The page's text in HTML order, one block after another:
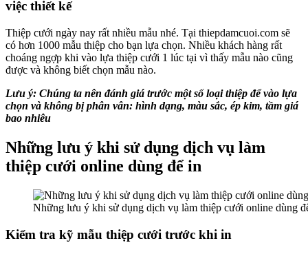
việc thiết kế
Thiệp cưới ngày nay rất nhiều mẫu nhé. Tại thiepdamcuoi.com sẽ
có hơn 1000 mẫu thiệp cho bạn lựa chọn. Nhiều khách hàng rất
choáng ngợp khi vào lựa thiệp cưới 1 lúc tại vì thấy mẫu nào cũng
được và không biết chọn mẫu nào.
Lưu ý: Chúng ta nên đánh giá trước một số loại thiệp để vào lựa
chọn và không bị phân vân: hình dạng, màu sắc, ép kim, tầm giá
bao nhiêu
Những lưu ý khi sử dụng dịch vụ làm
thiệp cưới online dùng để in
Những lưu ý khi sử dụng dịch vụ làm thiệp cưới online dùng
Kiểm tra kỹ mẫu thiệp cưới trước khi in